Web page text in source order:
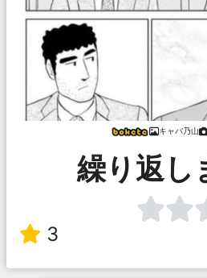
キャバ乃山
繰り返し
3